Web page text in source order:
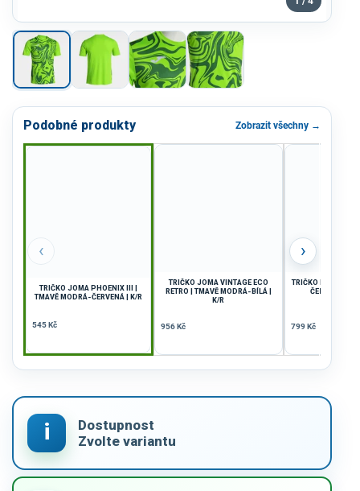
Podobné produkty Zobrazit všechny →
‹
TRIČKO JOMA PHOENIX III |
TMAVĚ MODRÁ-ČERVENÁ | K/R
545 Kč
TRIČKO JOMA VINTAGE ECO
RETRO | TMAVĚ MODRÁ-BÍLÁ |
K/R
956 Kč
TRIČKO DÁMSKÉ
ČERVENÁ-
799 Kč
›